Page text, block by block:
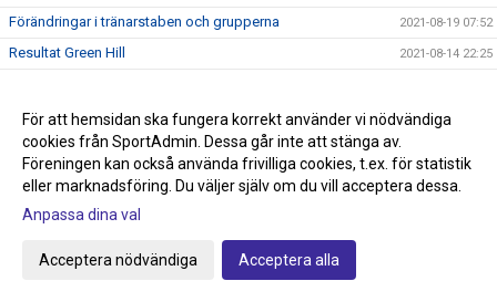
Förändringar i tränarstaben och grupperna 2021-08-19 07:52
Resultat Green Hill 2021-08-14 22:25
Info inför Green Hill på lördag 2021-08-12 08:31
Green Hill Livestream 2021-08-11 11:39
Linde Judo Open 2021 11/9 2021-08-09 09:57
Sista veckan med sommarträning!
Obs kvällens sommarträning börjar idag 18.30
För att hemsidan ska fungera korrekt använder vi nödvändiga
cookies från SportAdmin. Dessa går inte att stänga av.
Föreningen kan också använda frivilliga cookies, t.ex. för statistik
eller marknadsföring. Du väljer själv om du vill acceptera dessa.
Anpassa dina val
Acceptera nödvändiga Acceptera alla